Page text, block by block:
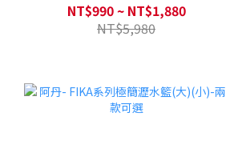
NT$990 ~ NT$1,880
NT$5,980